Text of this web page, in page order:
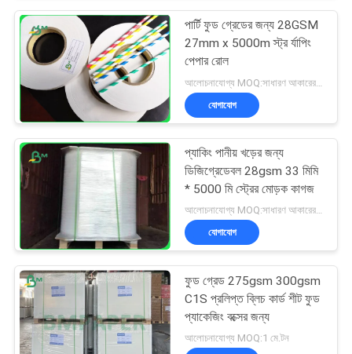
পার্টি ফুড গ্রেডের জন্য 28GSM
27mm x 5000m স্ট্র র্যাপিং
পেপার রোল
যোগাযোগ
প্যাকিং পানীয় খড়ের জন্য
ডিজিগ্রেডেবল 28gsm 33 মিমি
* 5000 মি স্ট্রের মোড়ক কাগজ
আলোচনাযোগ্য MOQ:সাধারণ আকারের জন্য 1 টন এবং বিশেষ আকারের জন্য 10 টন
যোগাযোগ
ফুড গ্রেড 275gsm 300gsm
C1S প্রলিপ্ত ব্লিচ কার্ড শীট ফুড
প্যাকেজিং বক্সের জন্য
আলোচনাযোগ্য MOQ:1 মে.টন